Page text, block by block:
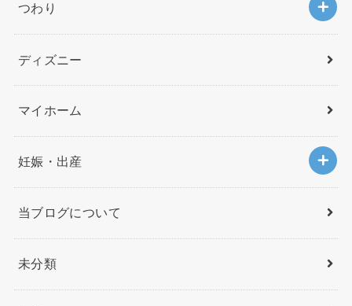
つわり
ディズニー
マイホーム
妊娠・出産
当ブログについて
未分類